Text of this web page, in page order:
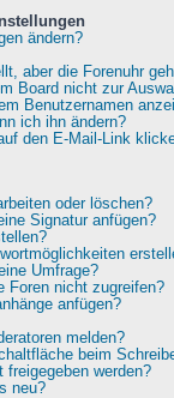
ändern?
aber die Forenuhr
Board nicht zur
Benutzernamen
ich ihn ändern?
den E-Mail-Link
oder löschen?
Signatur anfügen?
Umfrage?
Foren nicht zugreifen?
anfügen?
melden?
beim
werden?
neu?